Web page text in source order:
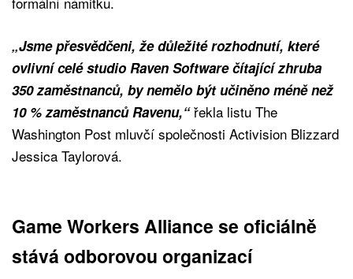
„Jsme přesvědčeni, že důležité rozhodnutí, které
ovlivní celé studio Raven Software čítající zhruba
350 zaměstnanců, by nemělo být učiněno méně než
10 % zaměstnanců Ravenu,“řekla listu The
Washington Post mluvčí společnosti Activision Blizzard
Jessica Taylorová.
Game Workers Alliance se oficiálně
stává odborovou organizací